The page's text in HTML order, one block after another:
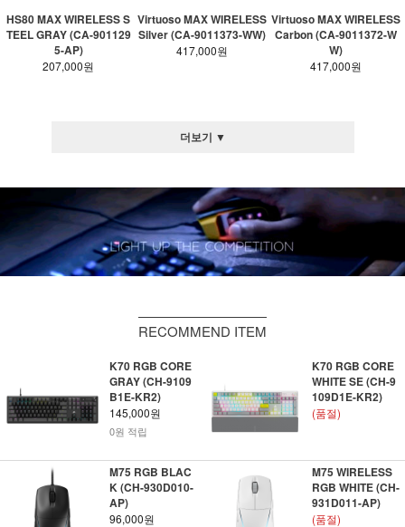
HS80 MAX WIRELESS S
TEEL GRAY (CA-901129
5-AP)
207,000원
Virtuoso MAX WIRELESS
Silver (CA-9011373-WW)
417,000원
Virtuoso MAX WIRELESS
Carbon (CA-9011372-W
W)
417,000원
더보기 ▼
RECOMMEND ITEM
K70 RGB CORE
GRAY (CH-9109
B1E-KR2)
145,000원
0원 적립
K70 RGB CORE
WHITE SE (CH-9
109D1E-KR2)
(품절)
M75 RGB BLAC
K (CH-930D010-
AP)
96,000원
M75 WIRELESS
RGB WHITE (CH-
931D011-AP)
(품절)